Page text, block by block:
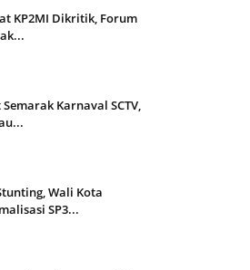
KP2MI Dikritik, Forum
Karnaval SCTV,
Wali Kota
SP3...